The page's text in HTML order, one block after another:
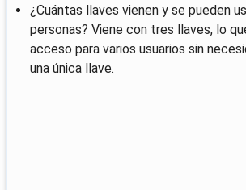
¿Cuántas llaves vienen y se pueden
personas? Viene con tres llaves, lo
acceso para varios usuarios sin
una única llave.